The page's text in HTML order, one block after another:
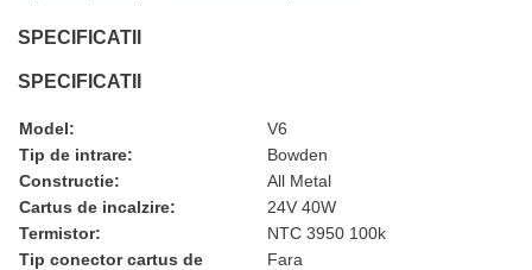
SPECIFICATII
SPECIFICATII
Model:
V6
Tip de intrare:
Bowden
Constructie:
All Metal
Cartus de incalzire:
24V 40W
Termistor:
NTC 3950 100k
Tip conector cartus de
Fara